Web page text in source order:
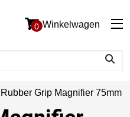
0 Winkelwagen
Grip Magnifier 75mm